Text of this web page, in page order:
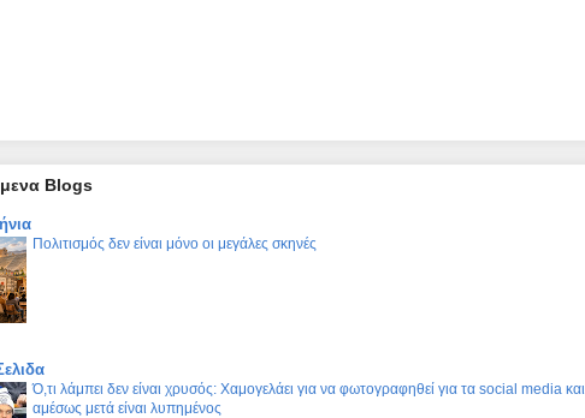
Blogs
Πολιτισμός δεν είναι μόνο οι μεγάλες σκηνές
Ό,τι λάμπει δεν είναι χρυσός: Χαμογελάει για να φωτογραφηθεί για τα social media και
αμέσως μετά είναι λυπημένος